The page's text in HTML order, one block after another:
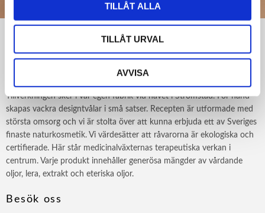
TILLÅT ALLA
TILLÅT URVAL
AVVISA
Vi som är Grevinnans rum har arbetat med hudvård i stort sett hela
våra liv. Vi älskar detta och är passionerade i vårt yrke, från idé till
produktion och ut till slutkund.
Tillverkningen sker i vår egen fabrik vid havet i Strömstad. För hand
skapas vackra designtvålar i små satser. Recepten är utformade med
största omsorg och vi är stolta över att kunna erbjuda ett av Sveriges
finaste naturkosmetik. Vi värdesätter att råvarorna är ekologiska och
certifierade. Här står medicinalväxternas terapeutiska verkan i
centrum. Varje produkt innehåller generösa mängder av vårdande
oljor, lera, extrakt och eteriska oljor.
Besök oss